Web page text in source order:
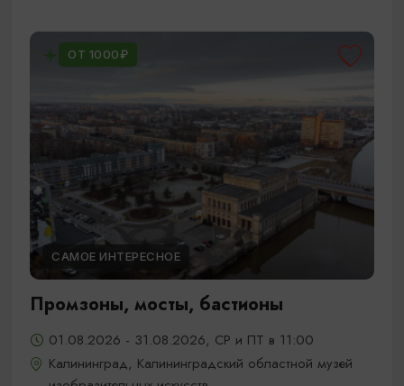
ОТ 1000₽
САМОЕ ИНТЕРЕСНОЕ
Промзоны, мосты, бастионы
01.08.2026 - 31.08.2026, СР и ПТ в 11:00
Калининград, Калининградский областной музей